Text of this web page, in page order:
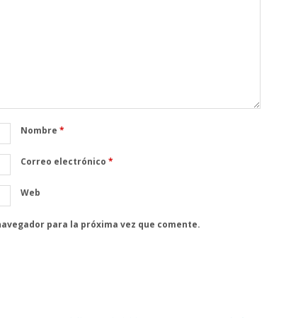
Nombre *
Correo electrónico *
Web
para la próxima vez que comente.